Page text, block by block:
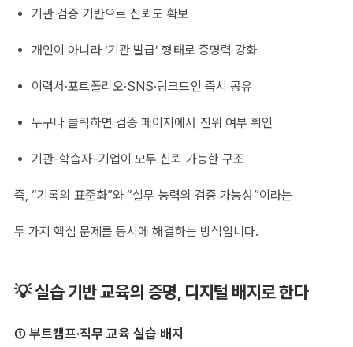
기관 검증 기반으로 신뢰도 확보
개인이 아니라 ‘기관 발급’ 형태로 증명력 강화
이력서·포트폴리오·SNS·링크드인 즉시 공유
누구나 클릭하면 검증 페이지에서 진위 여부 확인
기관-학습자-기업이 모두 신뢰 가능한 구조
즉, “기록의 표준화”와 “실무 능력의 검증 가능성”이라는
두 가지 핵심 문제를 동시에 해결하는 방식입니다.
💡 실습 기반 교육의 증명, 디지털 배지로 한다
① 부트캠프·직무 교육 실습 배지